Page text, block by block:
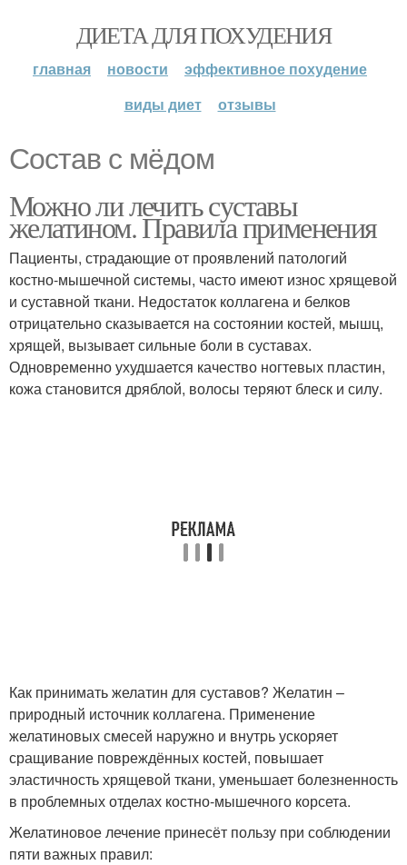
ДИЕТА ДЛЯ ПОХУДЕНИЯ
главная новости
эффективное похудение
виды диет
отзывы
Состав с мёдом
Можно ли лечить суставы
желатином. Правила применения
Пациенты, страдающие от проявлений патологий
костно-мышечной системы, часто имеют износ хрящевой
и суставной ткани. Недостаток коллагена и белков
отрицательно сказывается на состоянии костей, мышц,
хрящей, вызывает сильные боли в суставах.
Одновременно ухудшается качество ногтевых пластин,
кожа становится дряблой, волосы теряют блеск и силу.
Как принимать желатин для суставов? Желатин –
природный источник коллагена. Применение
желатиновых смесей наружно и внутрь ускоряет
сращивание повреждённых костей, повышает
эластичность хрящевой ткани, уменьшает болезненность
в проблемных отделах костно-мышечного корсета.
Желатиновое лечение принесёт пользу при соблюдении
пяти важных правил: